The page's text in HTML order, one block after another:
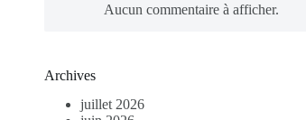
Aucun commentaire à afficher.
Archives
juillet 2026